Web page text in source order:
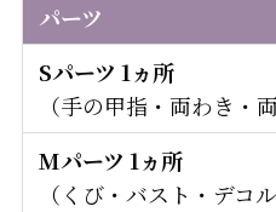
パーツ
Sパーツ 1ヵ所
（手の甲指・両わき
Mパーツ 1ヵ所
（くび・バスト・デ